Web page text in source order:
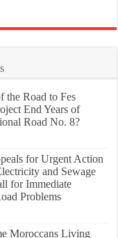
the Road to Fes
End Years of
Road No. 8?
for Urgent Action
and Sewage
for Immediate
Problems
Moroccans Living